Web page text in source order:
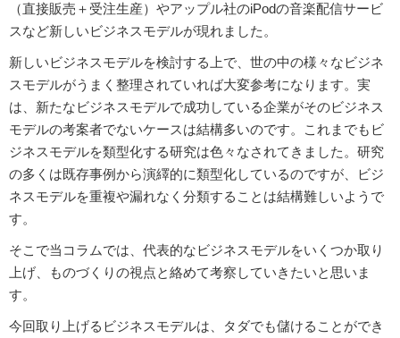
（直接販売＋受注生産）やアップル社のiPodの音楽配信サービ
スなど新しいビジネスモデルが現れました。
新しいビジネスモデルを検討する上で、世の中の様々なビジネ
スモデルがうまく整理されていれば大変参考になります。実
は、新たなビジネスモデルで成功している企業がそのビジネス
モデルの考案者でないケースは結構多いのです。これまでもビ
ジネスモデルを類型化する研究は色々なされてきました。研究
の多くは既存事例から演繹的に類型化しているのですが、ビジ
ネスモデルを重複や漏れなく分類することは結構難しいようで
す。
そこで当コラムでは、代表的なビジネスモデルをいくつか取り
上げ、ものづくりの視点と絡めて考察していきたいと思いま
す。
今回取り上げるビジネスモデルは、タダでも儲けることができ